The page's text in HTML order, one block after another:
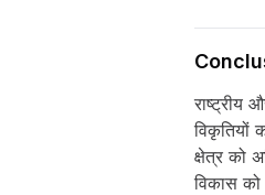
राष्ट्रीय
विकृतियों
क्षेत्र को
विकास